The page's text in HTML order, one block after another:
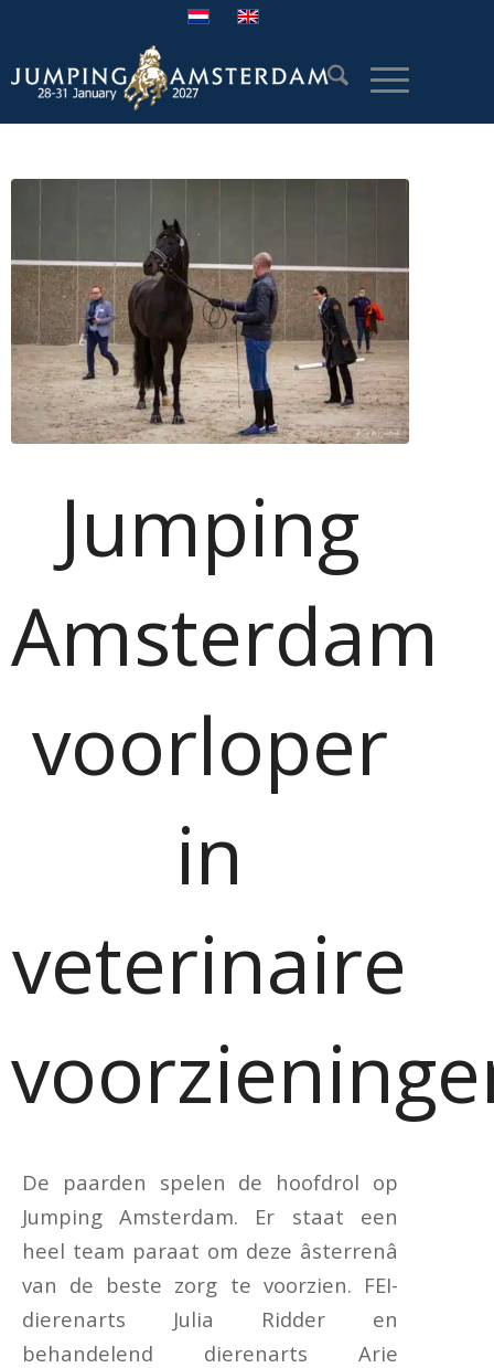
Jumping
Amsterdam
voorloper
in
veterinaire
De paarden spelen de hoofdrol op
Jumping Amsterdam. Er staat een
heel team paraat om deze âsterrenâ
van de beste zorg te voorzien. FEI-
dierenarts Julia Ridder en
behandelend dierenarts Arie